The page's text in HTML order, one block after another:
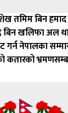
तमिम बिन हमाद
खलिफा अल
नेपालका